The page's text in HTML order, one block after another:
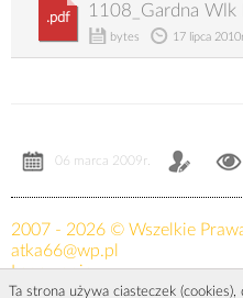
.pdf 1108_Gardna
bytes 17 lipca
06 marca 2009r.
2007 - 2026 © Wszelkie
atka66@wp.pl
Logowanie »
Ta strona używa ciasteczek